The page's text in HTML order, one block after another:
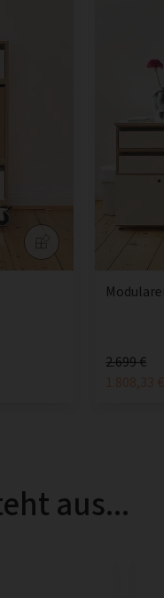
2.699 €
1.808,33 €
aus...